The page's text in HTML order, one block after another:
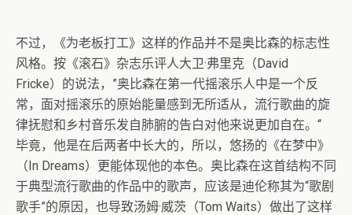
不过，《为老板打工》这样的作品并不是奥比森的标志性
风格。按《滚石》杂志乐评人大卫·弗里克（David
Fricke）的说法，”奥比森在第一代摇滚乐人中是一个反
常，面对摇滚乐的原始能量感到无所适从，流行歌曲的旋
律抚慰和乡村音乐发自肺腑的告白对他来说更加自在。“
毕竟，他是在后两者中长大的，所以，悠扬的《在梦中》
（In Dreams）更能体现他的本色。奥比森在这首结构不同
于典型流行歌曲的作品中的歌声，应该是迪伦称其为“歌剧
歌手”的原因，也导致汤姆·威茨（Tom Waits）做出了这样